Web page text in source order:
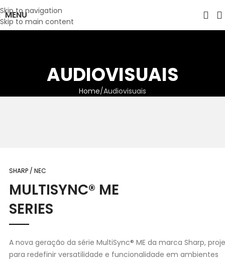
Skip to navigation
Skip to main content
MENU
AUDIOVISUAIS
Home Audiovisuais
SHARP / NEC
MULTISYNC® ME
SERIES
A nova geração da série MultiSync® ME da marca Sharp,
para redefinir versatilidade e funcionalidade em ambientes